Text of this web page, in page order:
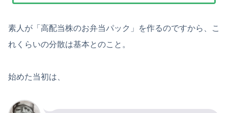
素人が「高配当株のお弁当パック」を作るのですから、こ
れくらいの分散は基本とのこと。
始めた当初は、